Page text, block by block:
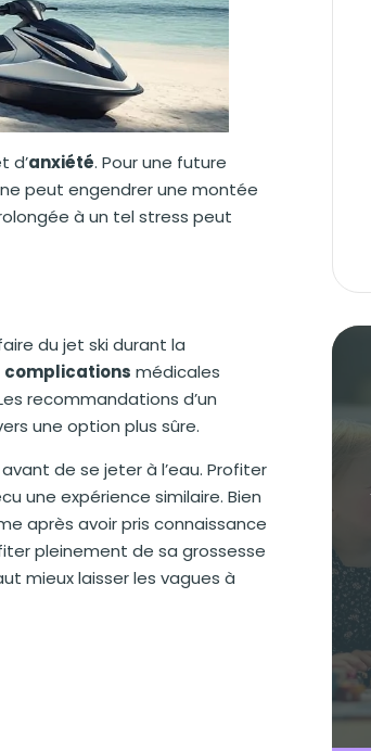
d’anxiété. Pour une future
peut engendrer une montée
à un tel stress peut
du jet ski durant la
complications médicales
recommandations d’un
une option plus sûre.
avant de se jeter à l’eau. Profiter
une expérience similaire. Bien
après avoir pris connaissance
pleinement de sa grossesse
mieux laisser les vagues à